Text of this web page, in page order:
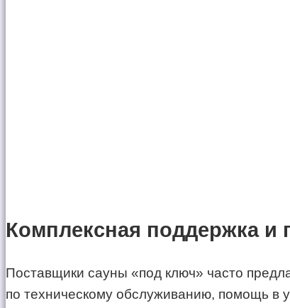
Комплексная поддержка и
Поставщики сауны «под ключ» часто
по техническому обслуживанию, помощь в